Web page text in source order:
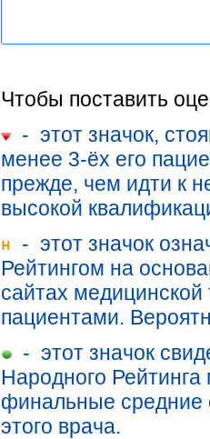
Чтобы поставить
- этот значок,
менее 3-ёх его
прежде, чем идти к
высокой
- этот значок
Рейтингом на
сайтах
пациентами.
- этот значок
Народного Рейтинга
финальные средние
этого врача.